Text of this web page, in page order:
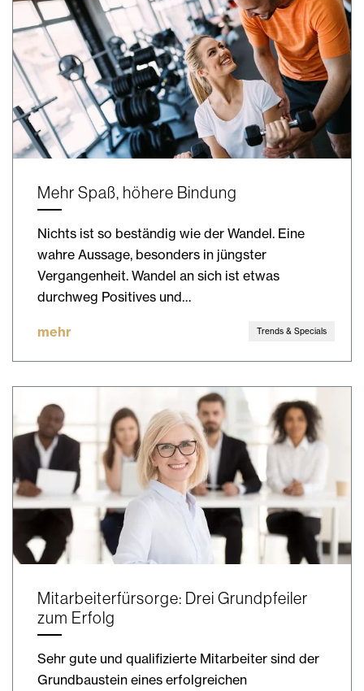
Mehr Spaß, höhere Bindung
Nichts ist so beständig wie der Wandel. Eine
wahre Aussage, besonders in jüngster
Vergangenheit. Wandel an sich ist etwas
durchweg Positives und…
mehr Trends & Specials
Mitarbeiterfürsorge: Drei Grundpfeiler
zum Erfolg
Sehr gute und qualifizierte Mitarbeiter sind der
Grundbaustein eines erfolgreichen